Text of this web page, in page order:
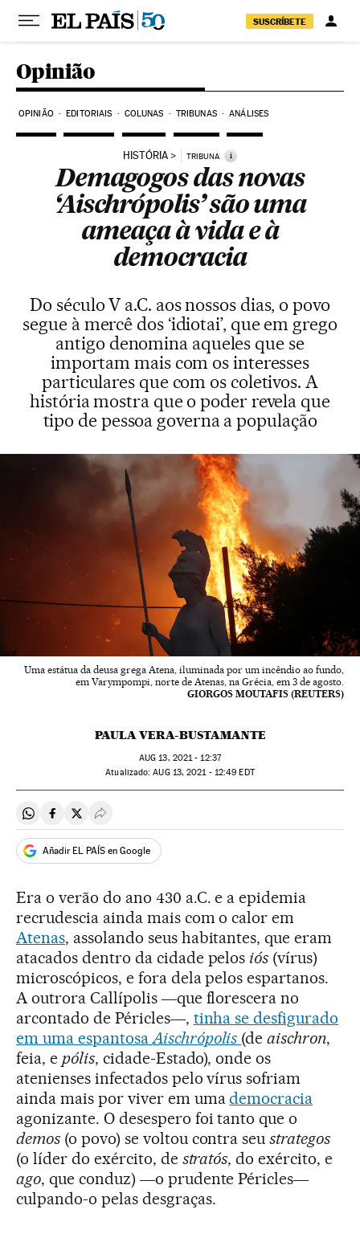
Pular para o conteúdo
SUSCRÍBETE
Opinião
OPINIÃO EDITORIAIS COLUNAS TRIBUNAS ANÁLISES
HISTÓRIA TRIBUNA i
Demagogos das novas
‘Aischrópolis’ são uma
ameaça à vida e à
democracia
Do século V a.C. aos nossos dias, o povo
segue à mercê dos ‘idiotai’, que em grego
antigo denomina aqueles que se
importam mais com os interesses
particulares que com os coletivos. A
história mostra que o poder revela que
tipo de pessoa governa a população
Uma estátua da deusa grega Atena, iluminada por um incêndio ao fundo,
em Varympompi, norte de Atenas, na Grécia, em 3 de agosto.
GIORGOS MOUTAFIS (REUTERS)
PAULA VERA-BUSTAMANTE
AUG 13, 2021 - 12:37
atualizado: AUG13, 2021 - 12:49 EDT
Compartir en Whatsapp
Compartir en Facebook
Compartir en Twitter
Desplegar Redes Sociales
Añadir EL PAÍS en Google
Era o verão do ano 430 a.C. e a epidemia
recrudescia ainda mais com o calor em
Atenas, assolando seus habitantes, que eram
atacados dentro da cidade pelos iós (vírus)
microscópicos, e fora dela pelos espartanos.
A outrora Callípolis ―que florescera no
arcontado de Péricles―, tinha se desfigurado
em uma espantosaAischrópolis (deaischron,
feia, e pólis, cidade-Estado), onde os
atenienses infectados pelo vírus sofriam
ainda mais por viver em umademocracia
agonizante. O desespero foi tanto que o
demos(o povo) se voltou contra seustrategos
(o líder do exército, de stratós, do exército, e
ago, que conduz) ―o prudente Péricles―
culpando-o pelas desgraças.